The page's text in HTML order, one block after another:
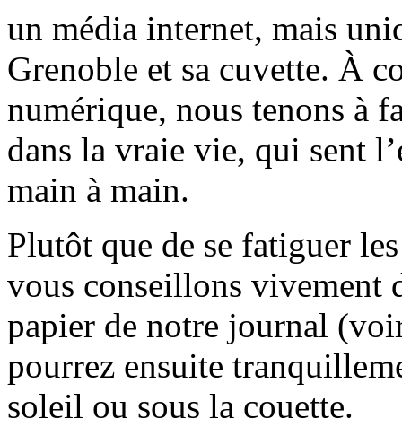
un média internet, mais
Grenoble et sa cuvette. À
numérique, nous tenons à
dans la vraie vie, qui sent
main à main.
Plutôt que de se fatiguer
vous conseillons vivement
papier de notre journal
pourrez ensuite
soleil ou sous la couette.